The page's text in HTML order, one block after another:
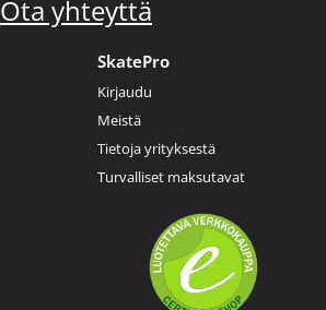
Ota yhteyttä
SkatePro
Kirjaudu
Meistä
Tietoja yrityksestä
Turvalliset maksutavat